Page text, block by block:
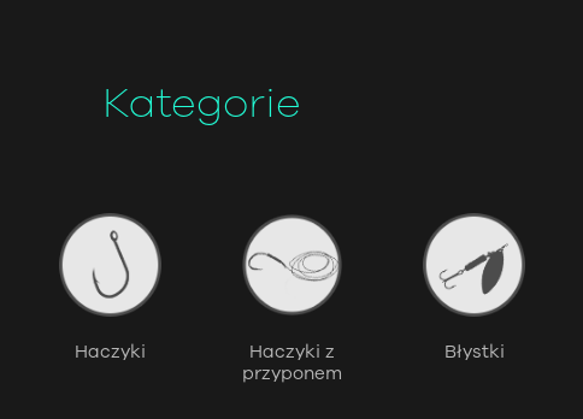
Kategorie
Haczyki
Haczyki z
przyponem
Błystki